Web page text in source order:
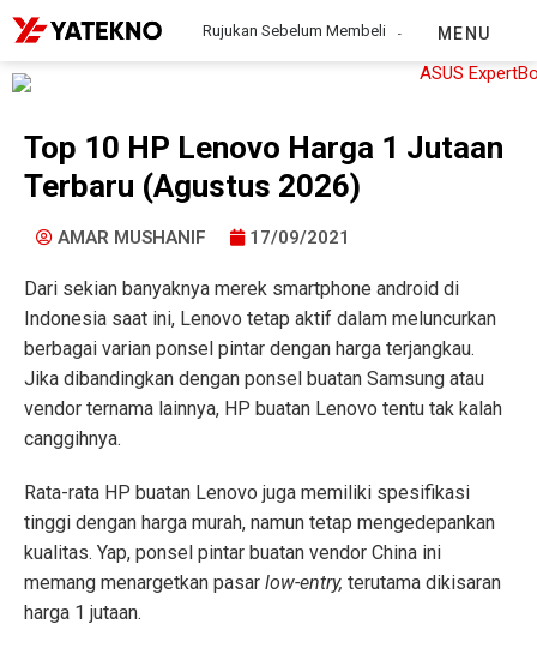
Rujukan Sebelum Membeli MENU
Top 10 HP Lenovo Harga 1 Jutaan
Terbaru (Agustus 2026)
AMAR MUSHANIF 17/09/2021
Dari sekian banyaknya merek smartphone android di
Indonesia saat ini, Lenovo tetap aktif dalam meluncurkan
berbagai varian ponsel pintar dengan harga terjangkau.
Jika dibandingkan dengan ponsel buatan Samsung atau
vendor ternama lainnya, HP buatan Lenovo tentu tak kalah
canggihnya.
Rata-rata HP buatan Lenovo juga memiliki spesifikasi
tinggi dengan harga murah, namun tetap mengedepankan
kualitas. Yap, ponsel pintar buatan vendor China ini
memang menargetkan pasar low-entry, terutama dikisaran
harga 1 jutaan.